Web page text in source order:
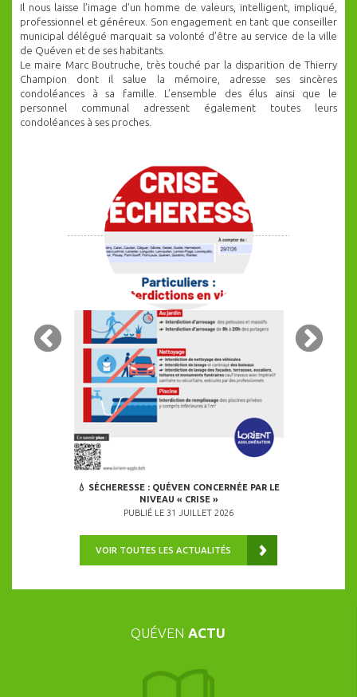
Il nous laisse l’image d’un homme de valeurs, intelligent, impliqué,
professionnel et généreux. Son engagement en tant que conseiller
municipal délégué marquait sa volonté d’être au service de la ville
de Quéven et de ses habitants.
Le maire Marc Boutruche, très touché par la disparition de Thierry
Champion dont il salue la mémoire, adresse ses sincères
condoléances à sa famille. L’ensemble des élus ainsi que le
personnel communal adressent également toutes leurs
condoléances à ses proches.
PASSENT
💧 SÉCHERESSE : QUÉVEN CONCERNÉE PAR LE
NIVEAU « CRISE »
PUBLIÉ LE 31 JUILLET 2026
24
VOIR TOUTES LES ACTUALITÉS
QUÉVEN ACTU